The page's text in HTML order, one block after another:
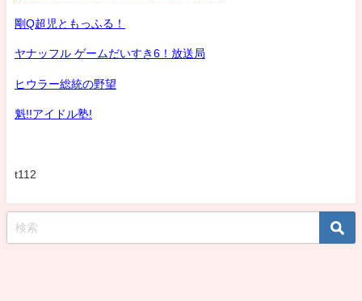
剛Q超児ともっふる！
ヤナッフル ゲームだいすき6！放送局
ヒウラー総統の野望
魁!!アイドル塾!
t112